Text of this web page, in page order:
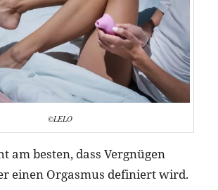
©LELO
am besten, dass Vergnügen
einen Orgasmus definiert wird.